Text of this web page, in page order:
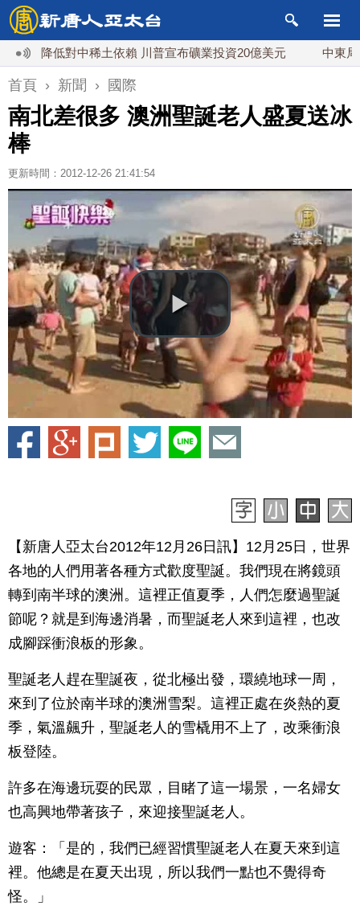
降低對中稀土依賴 川普宣布礦業投資20億美元 中東局勢動
首頁 › 新聞 › 國際
南北差很多 澳洲聖誕老人盛夏送冰
棒
更新時間：2012-12-26 21:41:54
【新唐人亞太台2012年12月26日訊】12月25日，世界
各地的人們用著各種方式歡度聖誕。我們現在將鏡頭
轉到南半球的澳洲。這裡正值夏季，人們怎麼過聖誕
節呢？就是到海邊消暑，而聖誕老人來到這裡，也改
成腳踩衝浪板的形象。
聖誕老人趕在聖誕夜，從北極出發，環繞地球一周，
來到了位於南半球的澳洲雪梨。這裡正處在炎熱的夏
季，氣溫飆升，聖誕老人的雪橇用不上了，改乘衝浪
板登陸。
許多在海邊玩耍的民眾，目睹了這一場景，一名婦女
也高興地帶著孩子，來迎接聖誕老人。
遊客：「是的，我們已經習慣聖誕老人在夏天來到這
裡。他總是在夏天出現，所以我們一點也不覺得奇
怪。」